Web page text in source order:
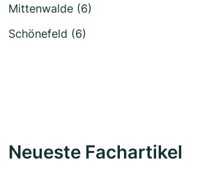
Mittenwalde (6)
Schönefeld (6)
Neueste Fachartikel